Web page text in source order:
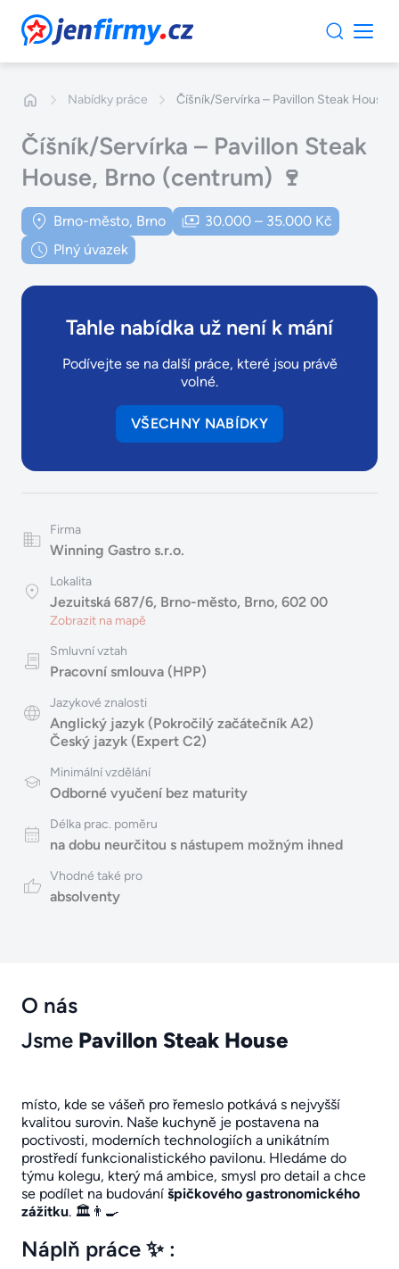
JenFirmy.cz
Nabídky práce Číšník/Servírka – Pavillon Steak House,
Číšník/Servírka – Pavillon Steak
House, Brno (centrum) 🍷
Brno-město, Brno
30.000 – 35.000 Kč
Plný úvazek
Tahle nabídka už není k mání
Podívejte se na další práce, které jsou právě
volné.
VŠECHNY NABÍDKY
Firma
Winning Gastro s.r.o.
Lokalita
Jezuitská 687/6, Brno-město, Brno, 602 00
Zobrazit na mapě
Smluvní vztah
Pracovní smlouva (HPP)
Jazykové znalosti
Anglický jazyk (Pokročilý začátečník A2)
Český jazyk (Expert C2)
Minimální vzdělání
Odborné vyučení bez maturity
Délka prac. poměru
na dobu neurčitou s nástupem možným ihned
Vhodné také pro
absolventy
O nás
Jsme Pavillon Steak House
místo, kde se vášeň pro řemeslo potkává s nejvyšší
kvalitou surovin. Naše kuchyně je postavena na
poctivosti, moderních technologiích a unikátním
prostředí funkcionalistického pavilonu. Hledáme do
týmu kolegu, který má ambice, smysl pro detail a chce
se podílet na budování špičkového gastronomického
zážitku. 🏛️👨‍🍳
Náplň práce ✨ :